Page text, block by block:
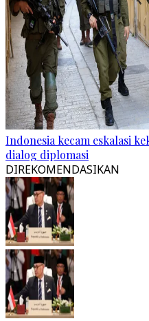
Indonesia kecam eskalasi
dialog diplomasi
DIREKOMENDASIKAN